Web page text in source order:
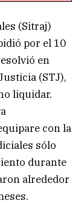
(Sitraj)
por el 10
en
(STJ),
liquidar.
con la
sólo
durante
alrededor